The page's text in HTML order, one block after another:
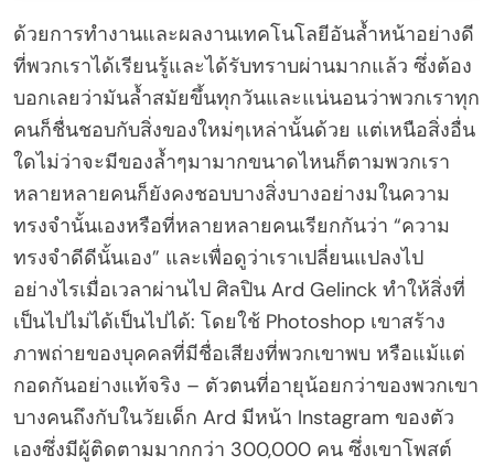
ด้วยการทำงานและผลงานเทคโนโลยีอันล้ำหน้าอย่างดี
ที่พวกเราได้เรียนรู้และได้รับทราบผ่านมากแล้ว ซึ่งต้อง
บอกเลยว่ามันล้ำสมัยขึ้นทุกวันและแน่นอนว่าพวกเราทุก
คนก็ชื่นชอบกับสิ่งของใหม่ๆเหล่านั้นด้วย แต่เหนือสิ่งอื่น
ใดไม่ว่าจะมีของล้ำๆมามากขนาดไหนก็ตามพวกเรา
หลายหลายคนก็ยังคงชอบบางสิ่งบางอย่างมในความ
ทรงจำนั้นเองหรือที่หลายหลายคนเรียกกันว่า “ความ
ทรงจำดีดีนั้นเอง” และเพื่อดูว่าเราเปลี่ยนแปลงไป
อย่างไรเมื่อเวลาผ่านไป ศิลปิน Ard Gelinck ทำให้สิ่งที่
เป็นไปไม่ได้เป็นไปได้: โดยใช้ Photoshop เขาสร้าง
ภาพถ่ายของบุคคลที่มีชื่อเสียงที่พวกเขาพบ หรือแม้แต่
กอดกันอย่างแท้จริง – ตัวตนที่อายุน้อยกว่าของพวกเขา
บางคนถึงกับในวัยเด็ก Ard มีหน้า Instagram ของตัว
เองซึ่งมีผู้ติดตามมากกว่า 300,000 คน ซึ่งเขาโพสต์